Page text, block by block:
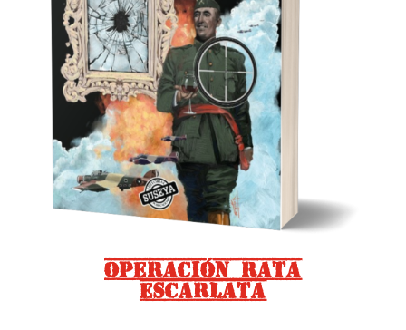
Operación Rata
Escarlata